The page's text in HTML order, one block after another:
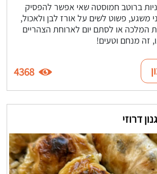
ברוטב חמוסטה שאי אפשר להפסיק
משגע, פשוט לשים על אורז לבן ולאכול,
המלכה או לסתם יום לארוחת הצהריים
זה מנחם וטעים!
4368
דרוזי